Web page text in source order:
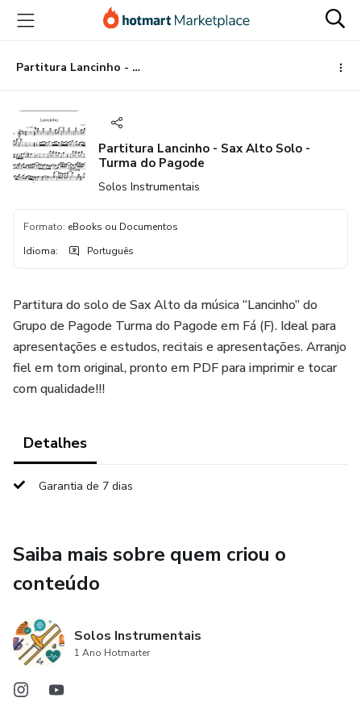
para
conteúdo
principal
para
pagamento
para
rodapé
Partitura Lancinho - Sax Alto Solo - Turma do Pagode
Partitura Lancinho - Sax Alto Solo -
Turma do Pagode
Solos Instrumentais
Formato: eBooks ou Documentos
Idioma: Português
Partitura do solo de Sax Alto da música “Lancinho” do
Grupo de Pagode Turma do Pagode em Fá (F). Ideal para
apresentações e estudos, recitais e apresentações. Arranjo
fiel em tom original, pronto em PDF para imprimir e tocar
com qualidade!!!
Detalhes
Garantia de 7 dias
Saiba mais sobre quem criou o
conteúdo
Solos Instrumentais
1 Ano Hotmarter